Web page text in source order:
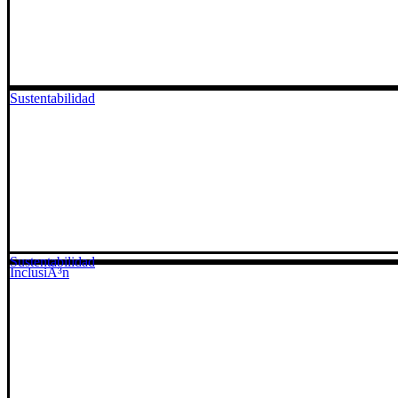
Sustentabilidad
InclusiÃ³n
Sustentabilidad